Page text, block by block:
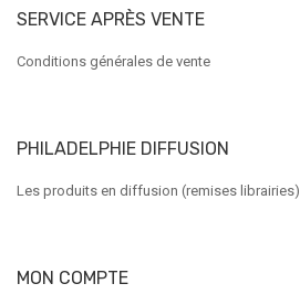
SERVICE APRÈS VENTE
Conditions générales de vente
PHILADELPHIE DIFFUSION
Les produits en diffusion (remises librairies)
MON COMPTE